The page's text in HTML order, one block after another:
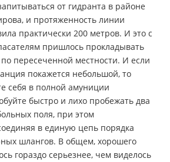
от гидранта в районе
и протяженность линии
практически 200 метров. И это с
пришлось прокладывать
пересеченной местности. И если
покажется небольшой, то
себя в полной амуниции
быстро и лихо пробежать два
поля, при этом
в единую цепь порядка
шлангов. В общем, хорошего
гораздо серьезнее, чем виделось